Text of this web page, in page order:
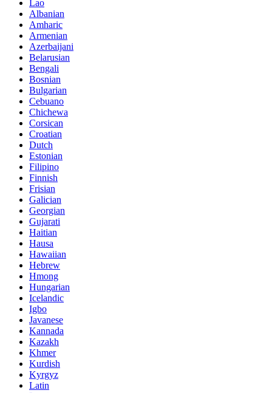
Lao
Albanian
Amharic
Armenian
Azerbaijani
Belarusian
Bengali
Bosnian
Bulgarian
Cebuano
Chichewa
Corsican
Croatian
Dutch
Estonian
Filipino
Finnish
Frisian
Galician
Georgian
Gujarati
Haitian
Hausa
Hawaiian
Hebrew
Hmong
Hungarian
Icelandic
Igbo
Javanese
Kannada
Kazakh
Khmer
Kurdish
Kyrgyz
Latin